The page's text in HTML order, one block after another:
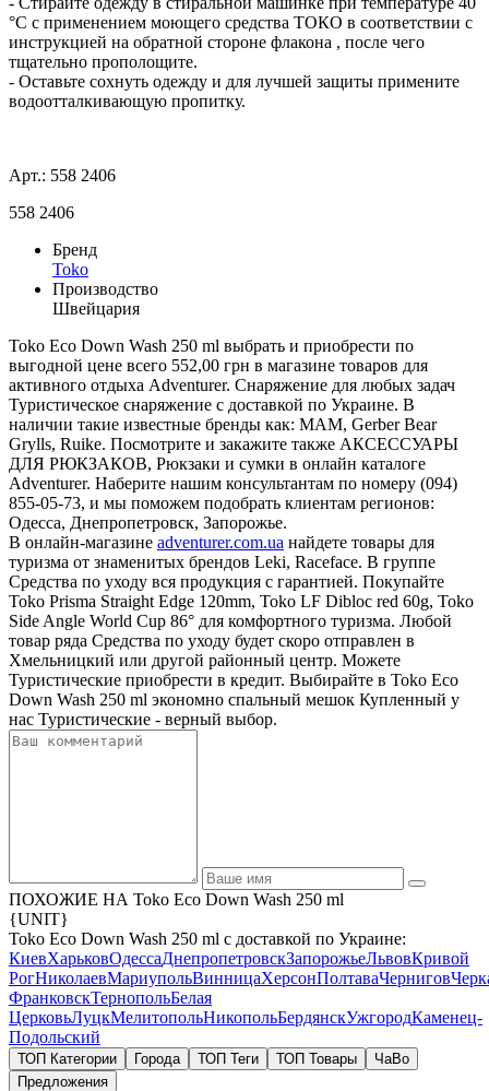
°С с применением моющего средства ТОКО в соответствии с
инструкцией на обратной стороне флакона , после чего
тщательно прополощите.
- Оставьте сохнуть одежду и для лучшей защиты примените
водоотталкивающую пропитку.
Арт.: 558 2406
558 2406
Бренд
Toko
Производство
Швейцария
Toko Eco Down Wash 250 ml выбрать и приобрести по
выгодной цене всего 552,00 грн в магазине товаров для
активного отдыха Adventurer. Снаряжение для любых задач
Туристическое снаряжение с доставкой по Украине. В
наличии такие известные бренды как: MAM, Gerber Bear
Grylls, Ruike. Посмотрите и закажите также АКСЕССУАРЫ
ДЛЯ РЮКЗАКОВ, Рюкзаки и сумки в онлайн каталоге
Adventurer. Наберите нашим консультантам по номеру (094)
855-05-73, и мы поможем подобрать клиентам регионов:
Одесса, Днепропетровск, Запорожье.
В онлайн-магазине adventurer.com.ua найдете товары для
туризма от знаменитых брендов Leki, Raceface. В группе
Средства по уходу вся продукция с гарантией. Покупайте
Toko Prisma Straight Edge 120mm, Toko LF Dibloc red 60g, Toko
Side Angle World Cup 86° для комфортного туризма. Любой
товар ряда Средства по уходу будет скоро отправлен в
Хмельницкий или другой районный центр. Можете
Туристические приобрести в кредит. Выбирайте в Toko Eco
Down Wash 250 ml экономно спальный мешок Купленный у
нас Туристические - верный выбор.
ПОХОЖИЕ НА Toko Eco Down Wash 250 ml
{UNIT}
Toko Eco Down Wash 250 ml с доставкой по Украине:
КиевХарьковОдессаДнепропетровскЗапорожьеЛьвовКривой
РогНиколаевМариупольВинницаХерсонПолтаваЧернигов
ФранковскТернопольБелая
ЦерковьЛуцкМелитопольНикопольБердянскУжгородКаменец-
Подольский
ТОП Категории Города ТОП Теги ТОП Товары
ЧаВо
Предложения